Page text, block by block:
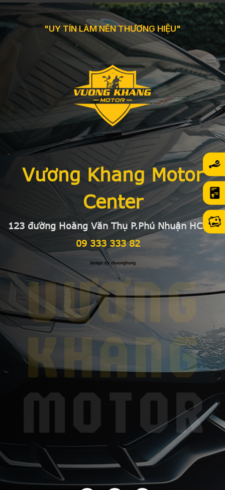
"UY TÍN LÀM NÊN THƯƠNG HIỆU"
Vương Khang Motor
Center
123 đường Hoàng Văn Thụ P.Phú Nhuận HCMC
09 333 333 82
design by chuonghung
VƯƠNG
KHANG
MOTOR